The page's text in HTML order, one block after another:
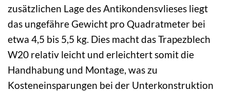
zusätzlichen Lage des Antikondensvlieses liegt
das ungefähre Gewicht pro Quadratmeter bei
etwa 4,5 bis 5,5 kg. Dies macht das Trapezblech
W20 relativ leicht und erleichtert somit die
Handhabung und Montage, was zu
Kosteneinsparungen bei der Unterkonstruktion